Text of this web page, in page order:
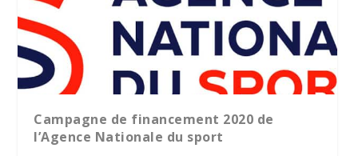
Campagne de financement 2020 de
l’Agence Nationale du sport